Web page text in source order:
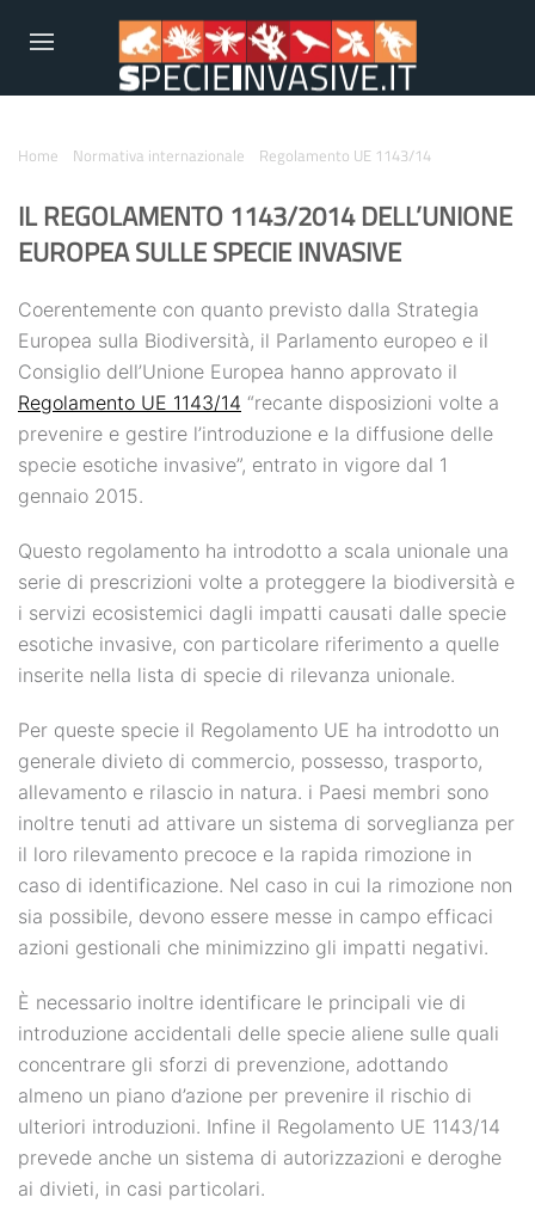
Home Normativa internazionale Regolamento UE 1143/14
IL REGOLAMENTO 1143/2014 DELL’UNIONE
EUROPEA SULLE SPECIE INVASIVE
Coerentemente con quanto previsto dalla Strategia
Europea sulla Biodiversità, il Parlamento europeo e il
Consiglio dell’Unione Europea hanno approvato il
Regolamento UE 1143/14 “recante disposizioni volte a
prevenire e gestire l’introduzione e la diffusione delle
specie esotiche invasive”, entrato in vigore dal 1
gennaio 2015.
Questo regolamento ha introdotto a scala unionale una
serie di prescrizioni volte a proteggere la biodiversità e
i servizi ecosistemici dagli impatti causati dalle specie
esotiche invasive, con particolare riferimento a quelle
inserite nella lista di specie di rilevanza unionale.
Per queste specie il Regolamento UE ha introdotto un
generale divieto di commercio, possesso, trasporto,
allevamento e rilascio in natura. i Paesi membri sono
inoltre tenuti ad attivare un sistema di sorveglianza per
il loro rilevamento precoce e la rapida rimozione in
caso di identificazione. Nel caso in cui la rimozione non
sia possibile, devono essere messe in campo efficaci
azioni gestionali che minimizzino gli impatti negativi.
È necessario inoltre identificare le principali vie di
introduzione accidentali delle specie aliene sulle quali
concentrare gli sforzi di prevenzione, adottando
almeno un piano d’azione per prevenire il rischio di
ulteriori introduzioni. Infine il Regolamento UE 1143/14
prevede anche un sistema di autorizzazioni e deroghe
ai divieti, in casi particolari.